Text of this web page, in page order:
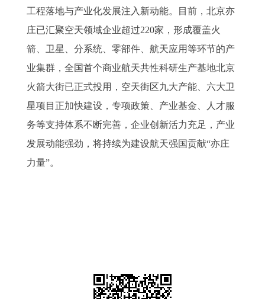
工程落地与产业化发展注入新动能。目前，北京亦
庄已汇聚空天领域企业超过220家，形成覆盖火
箭、卫星、分系统、零部件、航天应用等环节的产
业集群，全国首个商业航天共性科研生产基地北京
火箭大街已正式投用，空天街区九大产能、六大卫
星项目正加快建设，专项政策、产业基金、人才服
务等支持体系不断完善，企业创新活力充足，产业
发展动能强劲，将持续为建设航天强国贡献“亦庄
力量”。